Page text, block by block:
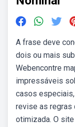
A frase deve
dois ou mais
Webencontre
impressáveis
casos
revise as regras
otimizada. O